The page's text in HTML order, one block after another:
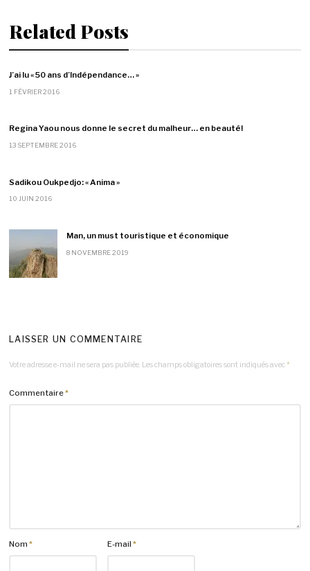
Related Posts
J’ai lu « 50 ans d’Indépendance… »
1 FÉVRIER 2016
Regina Yaou nous donne le secret du malheur… en beauté!
13 SEPTEMBRE 2016
Sadikou Oukpedjo: « Anima »
10 JUIN 2016
Man, un must touristique et économique
8 NOVEMBRE 2019
LAISSER UN COMMENTAIRE
Votre adresse e-mail ne sera pas publiée. Les champs obligatoires sont indiqués avec *
Commentaire*
Nom* E-mail*